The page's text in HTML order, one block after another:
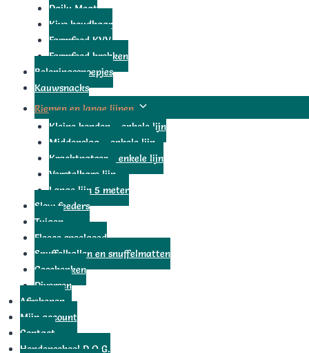
Daily Meat
Kivo houdbaar
Farmfood KVV
Farmfood brokken
Beloningssnoepjes
Kauwsnacks
Riemen en lange lijnen Toggle
submenu
Kleine honden – enkele lijn
Middenslag – enkele lijn
Krachtpatser – enkele lijn
Verstelbare lijn
Lange lijn 5 meter
Slow feeders
Tuigen
Fleece speelgoed
Snuffelballen en snuffelmatten
Geschenken
Diversen
Afrekenen
Mijn account
Contact
Hondenschool D.O.G.